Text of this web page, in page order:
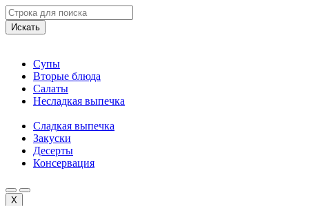
Искать
Супы
Вторые блюда
Салаты
Несладкая выпечка
Сладкая выпечка
Закуски
Десерты
Консервация
X